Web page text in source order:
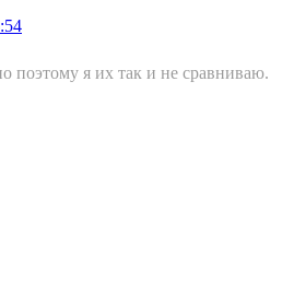
поэтому я их так и не сравниваю.